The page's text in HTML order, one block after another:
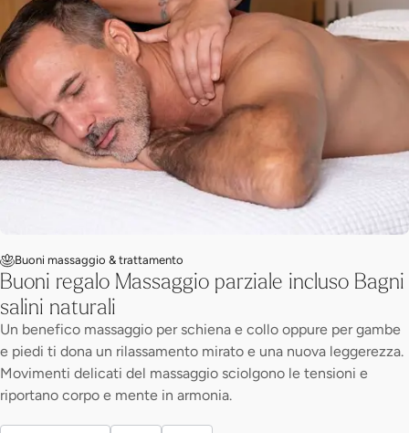
Buoni massaggio & trattamento
Buoni regalo Massaggio parziale incluso Bagni
salini naturali
Un benefico massaggio per schiena e collo oppure per gambe
e piedi ti dona un rilassamento mirato e una nuova leggerezza.
Movimenti delicati del massaggio sciolgono le tensioni e
riportano corpo e mente in armonia.